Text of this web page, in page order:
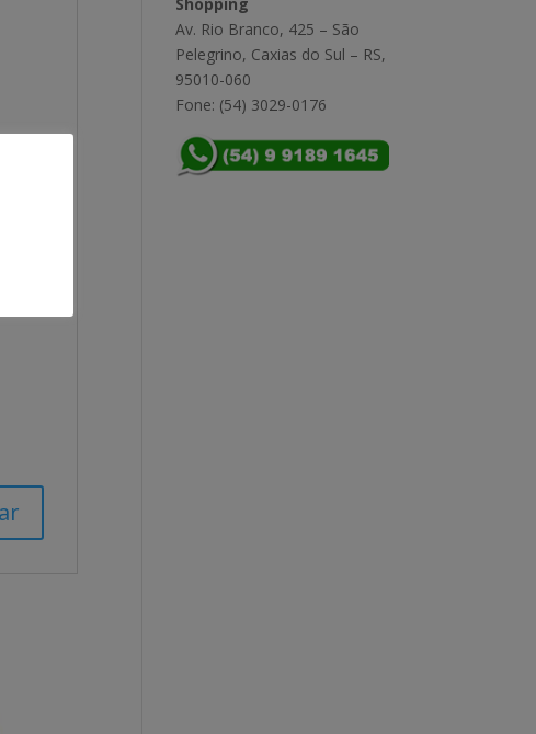
Av. Rio Branco, 425 – São
Pelegrino, Caxias do Sul – RS,
95010-060
Fone: (54) 3029-0176